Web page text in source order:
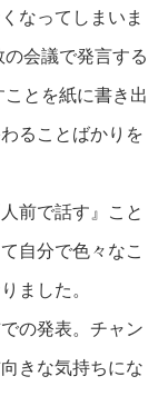
なってしまいま
会議で発言する
とを紙に書き出
ることばかりを
前で話す』こと
自分で色々なこ
ました。
の発表。チャン
きな気持ちにな